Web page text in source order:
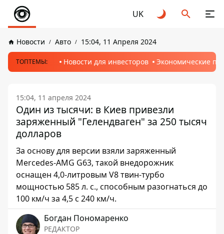
UK
Новости Авто 15:04, 11 Апреля 2024
ТОПТЕМЫ: Новости для инвесторов Экономические
15:04, 11 апреля 2024
Один из тысячи: в Киев привезли
заряженный "Гелендваген" за 250 тысяч
долларов
За основу для версии взяли заряженный
Mercedes-AMG G63, такой внедорожник
оснащен 4,0-литровым V8 твин-турбо
мощностью 585 л. с., способным разогнаться до
100 км/ч за 4,5 с 240 км/ч.
Богдан Пономаренко
РЕДАКТОР